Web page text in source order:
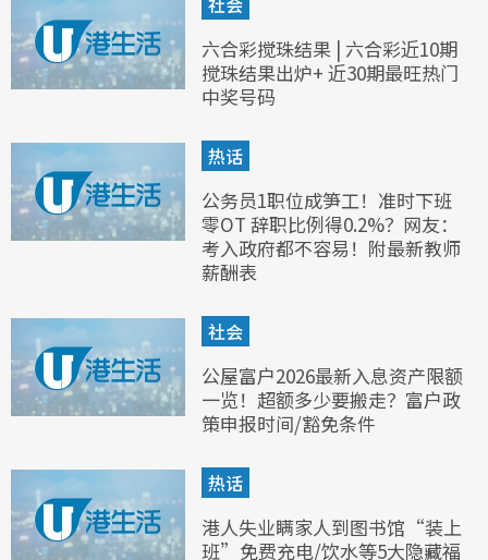
六合彩搅珠结果 | 六合彩近10期
搅珠结果出炉+ 近30期最旺热门
中奖号码
热话
公务员1职位成笋工！准时下班
零OT 辞职比例得0.2%？网友：
考入政府都不容易！附最新教师
薪酬表
社会
公屋富户2026最新入息资产限额
一览！超额多少要搬走？富户政
策申报时间/豁免条件
热话
港人失业瞒家人到图书馆“装上
班”免费充电/饮水等5大隐藏福